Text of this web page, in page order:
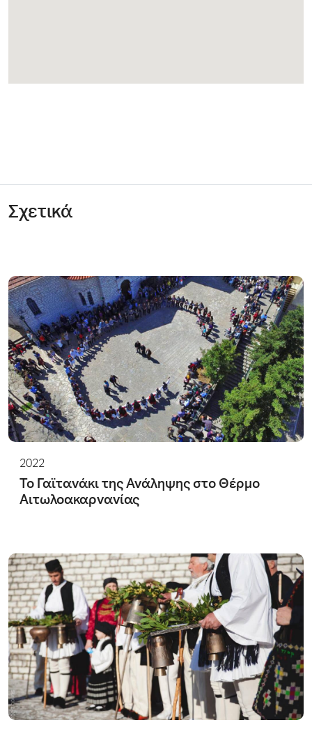
Σχετικά
2022
Το Γαϊτανάκι της Ανάληψης στο Θέρμο
Αιτωλοακαρνανίας